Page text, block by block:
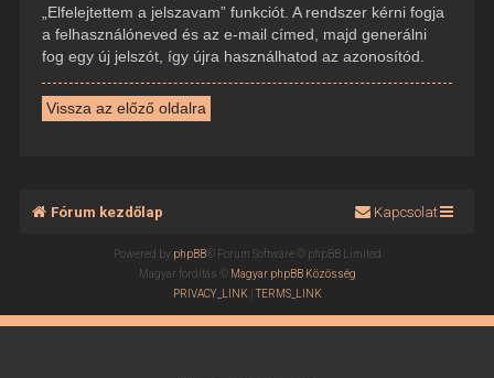
„Elfelejtettem a jelszavam” funkciót. A rendszer kérni fogja
a felhasználóneved és az e-mail címed, majd generálni
fog egy új jelszót, így újra használhatod az azonosítód.
Vissza az előző oldalra
Fórum kezdőlap Kapcsolat
Powered by phpBB® Forum Software © phpBB Limited
Magyar fordítás © Magyar phpBB Közösség
PRIVACY_LINK |TERMS_LINK